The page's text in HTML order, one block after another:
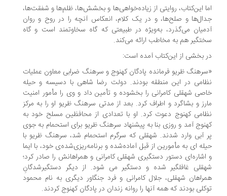
این‌کتاب، روایتی از زیاده‌خواهی‌ها و بخشش‌ها، ظلم‌ها و شفقت‌ها،
و صلح‌ها، و در یک کلام، انعکاس آنچه را در روح و روان
می‌گذرد، به‌ویژه در طبیعتی که گاه سخاوتمند است و گاه
هم به مخاطب ارائه می‌کند.
بخشی از این‌کتاب آمده است:
ظریو فرمانده پادگان کهنوج و سرهنگ ضرابی معاون عملیات
در این منطقه بودند. دولت رضا شاهی با دسیسه و حیله
شهقلی کامرانی را بخشوده و تأمین داد و وی را مأمور امنیت
و بشاگرد و اطراف کرد. بعد از مدتی سرهنگ ظریو او را به مرکز
کهنوج دعوت کرد. او با تعدادی از محافظین مسلح خود به
آمد و روزی بنا به پیشنهاد سرهنگ ظریو برای استحمام به جوی
آبی وارد شدند. شهقلی که سرگرم استحمام شد، سرهنگ ظریو با
ای به مأمورین از قبل آماده‌شده و برنامه‌ریزی‌شده‌ی خود، با ایما
دستور دستگیری شهقلی کامرانی و همراهانش را صادر کرد؛
غافلگیر شده و دستگیر می شود. از دیگر دستگیرشدگانِ
شهقلی، جلال کامرانی و فرد جنگاور دیگری به نام محمود
بودند که همه‌ آنها را روانه‌ زندان در پادگان کهنوج کردند.